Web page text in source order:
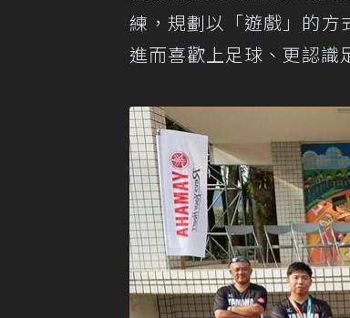
練，規劃以「遊戲」的方
進而喜歡上足球、更認識